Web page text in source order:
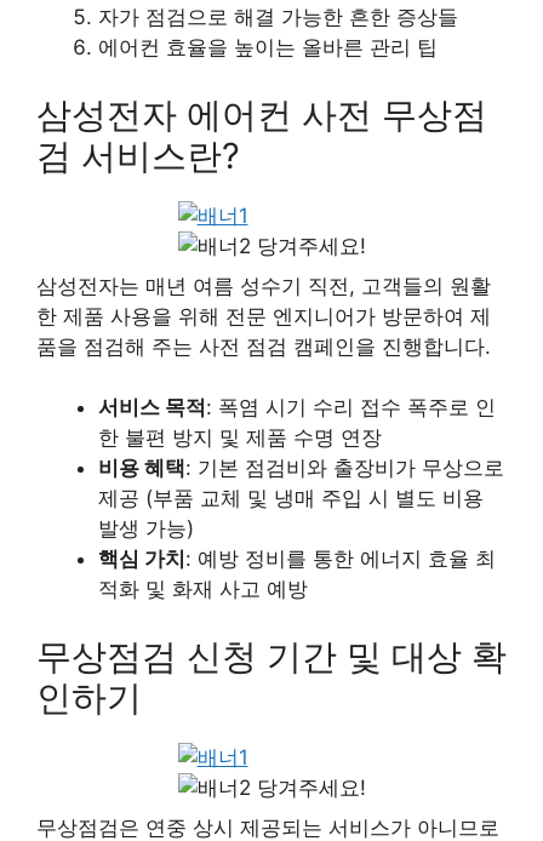
자가 점검으로 해결 가능한 흔한 증상들
에어컨 효율을 높이는 올바른 관리 팁
삼성전자 에어컨 사전 무상점
검 서비스란?
당겨주세요!
삼성전자는 매년 여름 성수기 직전, 고객들의 원활
한 제품 사용을 위해 전문 엔지니어가 방문하여 제
품을 점검해 주는 사전 점검 캠페인을 진행합니다.
서비스 목적 : 폭염 시기 수리 접수 폭주로 인
한 불편 방지 및 제품 수명 연장
비용 혜택: 기본 점검비와 출장비가 무상으로
제공 (부품 교체 및 냉매 주입 시 별도 비용
발생 가능)
핵심 가치 : 예방 정비를 통한 에너지 효율 최
적화 및 화재 사고 예방
무상점검 신청 기간 및 대상 확
인하기
당겨주세요!
무상점검은 연중 상시 제공되는 서비스가 아니므로